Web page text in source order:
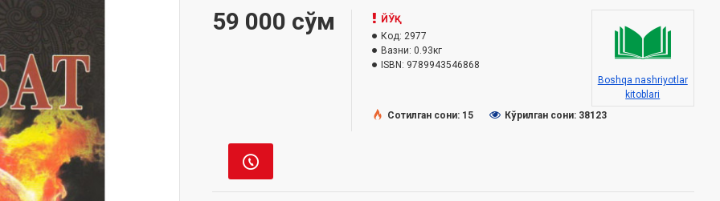
59 000 сўм
ЙЎҚ
Код: 2977
Вазни: 0.93кг
ISBN: 9789943546868
Boshqa nashriyotlar
kitoblari
Сотилган сони: 15
Кўрилган сони: 38123